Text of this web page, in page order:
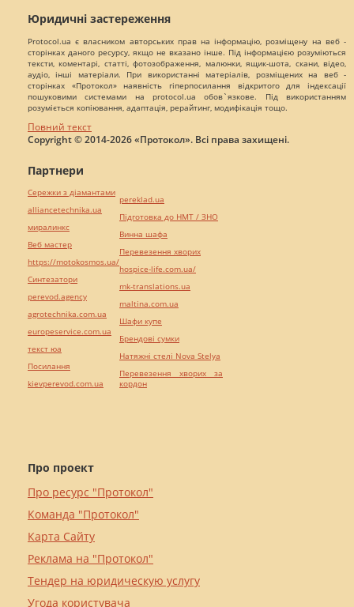
Юридичні застереження
Protocol.ua є власником авторських прав на інформацію, розміщену на веб -
сторінках даного ресурсу, якщо не вказано інше. Під інформацією розуміються
тексти, коментарі, статті, фотозображення, малюнки, ящик-шота, скани, відео,
аудіо, інші матеріали. При використанні матеріалів, розміщених на веб -
сторінках «Протокол» наявність гіперпосилання відкритого для індексації
пошуковими системами на protocol.ua обов`язкове. Під використанням
розуміється копіювання, адаптація, рерайтинг, модифікація тощо.
Повний текст
Copyright © 2014-2026 «Протокол». Всі права захищені.
Про проект
Про ресурс "Протокол"
Команда "Протокол"
Карта Сайту
Реклама на "Протокол"
Тендер на юридическую услугу
Угода користувача
Партнери
Сережки з діамантами
alliancetechnika.ua
миралинкс
Веб мастер
https://motokosmos.ua/
Синтезатори
perevod.agency
agrotechnika.com.ua
europeservice.com.ua
текст юа
Посилання
kievperevod.com.ua
pereklad.ua
Підготовка до НМТ / ЗНО
Винна шафа
Перевезення хворих
hospice-life.com.ua/
mk-translations.ua
maltina.com.ua
Шафи купе
Брендові сумки
Натяжні стелі Nova Stelya
Перевезення хворих за
кордон